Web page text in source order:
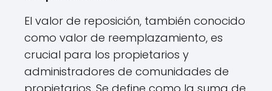
El valor de reposición, también conocido
como valor de reemplazamiento, es
crucial para los propietarios y
administradores de comunidades de